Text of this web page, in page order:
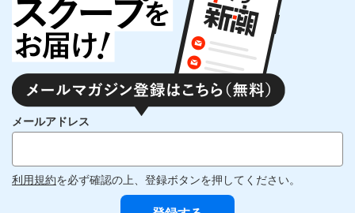
メールアドレス
利用規約を必ず確認の上、登録ボタンを押してください。